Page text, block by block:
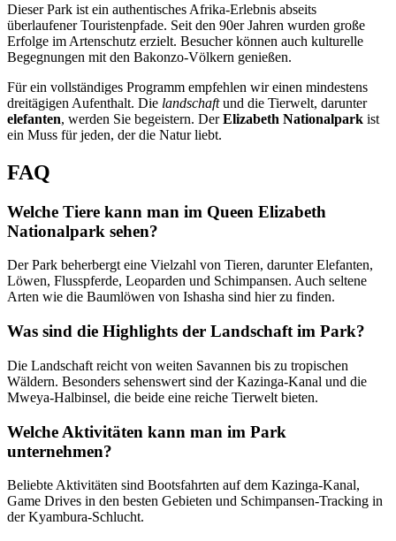
Dieser Park ist ein authentisches Afrika-Erlebnis abseits
überlaufener Touristenpfade. Seit den 90er Jahren wurden große
Erfolge im Artenschutz erzielt. Besucher können auch kulturelle
Begegnungen mit den Bakonzo-Völkern genießen.
Für ein vollständiges Programm empfehlen wir einen mindestens
dreitägigen Aufenthalt. Die landschaftund die Tierwelt, darunter
elefanten, werden Sie begeistern. DerElizabeth Nationalpark ist
ein Muss für jeden, der die Natur liebt.
FAQ
Welche Tiere kann man im Queen Elizabeth
Nationalpark sehen?
Der Park beherbergt eine Vielzahl von Tieren, darunter Elefanten,
Löwen, Flusspferde, Leoparden und Schimpansen. Auch seltene
Arten wie die Baumlöwen von Ishasha sind hier zu finden.
Was sind die Highlights der Landschaft im Park?
Die Landschaft reicht von weiten Savannen bis zu tropischen
Wäldern. Besonders sehenswert sind der Kazinga-Kanal und die
Mweya-Halbinsel, die beide eine reiche Tierwelt bieten.
Welche Aktivitäten kann man im Park
unternehmen?
Beliebte Aktivitäten sind Bootsfahrten auf dem Kazinga-Kanal,
Game Drives in den besten Gebieten und Schimpansen-Tracking in
der Kyambura-Schlucht.